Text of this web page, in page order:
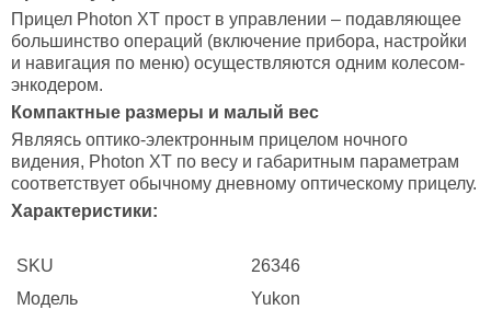
Прицел Photon XT прост в управлении – подавляющее
большинство операций (включение прибора, настройки
и навигация по меню) осуществляются одним колесом-
энкодером.
Компактные размеры и малый вес
Являясь оптико-электронным прицелом ночного
видения, Photon XT по весу и габаритным параметрам
соответствует обычному дневному оптическому прицелу.
Характеристики:
SKU
26346
Модель
Yukon